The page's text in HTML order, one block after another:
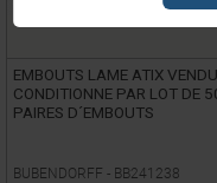
EMBOUTS LAME ATIX VENDU
CONDITIONNE PAR LOT DE
PAIRES D´EMBOUTS
BUBENDORFF - BB241238